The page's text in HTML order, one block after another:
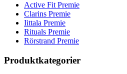
Active Fit Premie
Clarins Premie
Iittala Premie
Rituals Premie
Rörstrand Premie
Produktkategorier